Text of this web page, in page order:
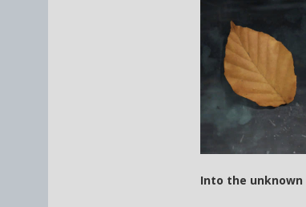
Into the unknown